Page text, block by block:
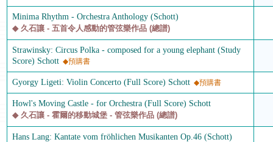
Minima Rhythm - Orchestra Anthology (Schott)
◆ 久石讓 - 五首令人感動的管弦樂作品 (總譜)
Strawinsky: Circus Polka - composed for a young elephant (Study
Score) Schott ◆預購書
Gyorgy Ligeti: Violin Concerto (Full Score) Schott ◆預購書
Howl's Moving Castle - for Orchestra (Full Score) Schott
◆ 久石讓 - 霍爾的移動城堡 - 管弦樂作品 (總譜)
Hans Lang: Kantate vom fröhlichen Musikanten Op.46 (Schott)